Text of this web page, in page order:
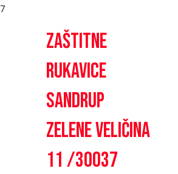
Zaštitne
rukavice
SANDRUP
zelene veličina
11 /30037